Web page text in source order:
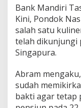
Bank Mandiri
Kini, Pondok
salah satu
telah dikunjungi
Singapura.
Abram
sudah
bakti agar tetap